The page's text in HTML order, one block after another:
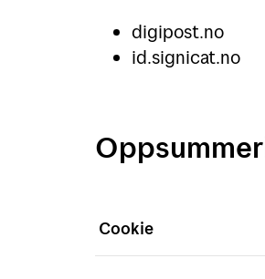
digipost.no
id.signicat.no
Cookie